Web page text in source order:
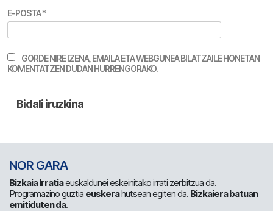
E-POSTA*
GORDE NIRE IZENA, EMAILA ETA WEBGUNEA BILATZAILE HONETAN
KOMENTATZEN DUDAN HURRENGORAKO.
NOR GARA
Bizkaia Irratiaeuskaldunei eskeinitako irrati zerbitzua da.
Programazino guztia euskerahutsean egiten da. Bizkaiera batuan
emitiduten da.